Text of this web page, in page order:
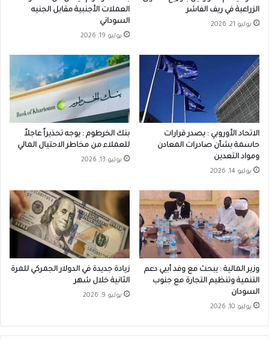
الزراعية في ريف الفاشر
يوليو 21, 2026
العملات الأجنبية مقابل الجنيه
السوداني
يوليو 19, 2026
الاتحاد الأوروبي : يصدر قرارات
حاسمة بشأن صادرات المعادن
ومواد التعدين
يوليو 14, 2026
بنك الخرطوم : يوجه تحذيراً عاجلاً
للعملاء من مخاطر الاحتيال المالي
يوليو 13, 2026
وزير المالية : يبحث مع وفد أبيي دعم
التنمية وتنظيم التجارة مع جنوب
السودان
يوليو 10, 2026
زيادة جديدة في الدولار الجمركي للمرة
الثانية خلال شهر
يوليو 9, 2026